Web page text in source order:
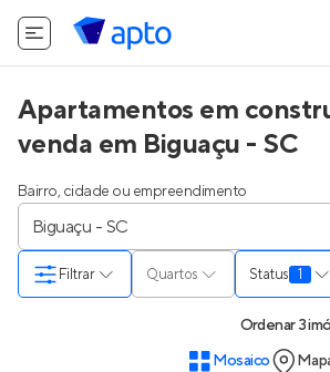
Apartamentos em
venda em Biguaçu - SC
Bairro, cidade ou empreendimento
Quartos Status 1
Filtrar
Ordenar3
Mosaico